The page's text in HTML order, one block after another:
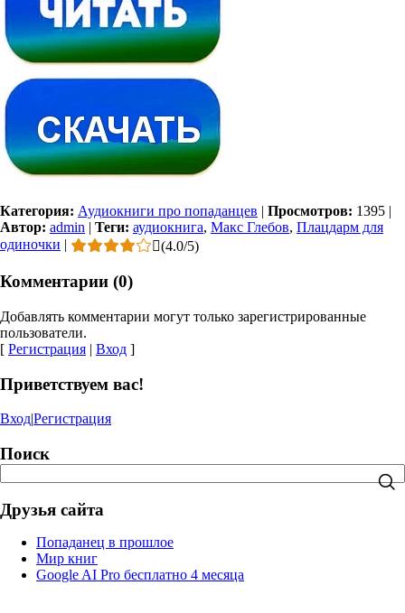
Категория: Аудиокниги про попаданцев | Просмотров: 1395 |
Автор: admin | Теги: аудиокнига, Макс Глебов, Плацдарм для
одиночки | (4.0/5)
Комментарии (0)
Добавлять комментарии могут только зарегистрированные
пользователи.
[ Регистрация | Вход ]
Приветствуем вас!
Вход|Регистрация
Поиск
Друзья сайта
Попаданец в прошлое
Мир книг
Google AI Pro бесплатно 4 месяца